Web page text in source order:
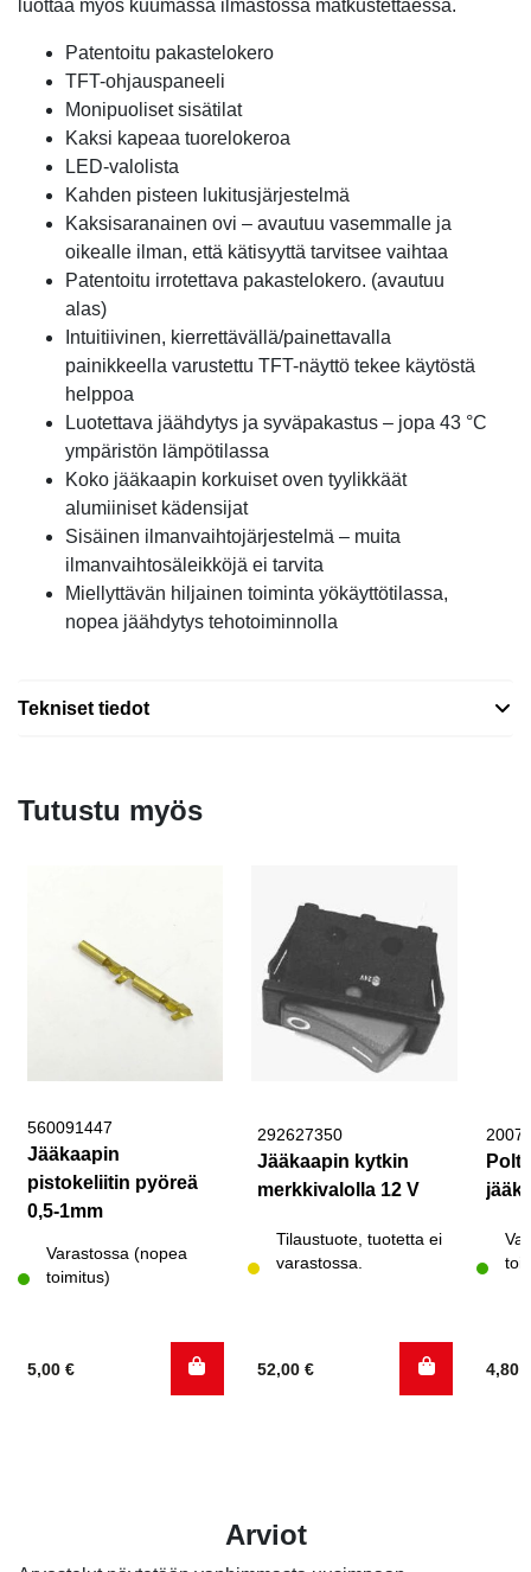
luottaa myös kuumassa ilmastossa matkustettaessa.
Patentoitu pakastelokero
TFT-ohjauspaneeli
Monipuoliset sisätilat
Kaksi kapeaa tuorelokeroa
LED-valolista
Kahden pisteen lukitusjärjestelmä
Kaksisaranainen ovi – avautuu vasemmalle ja
oikealle ilman, että kätisyyttä tarvitsee vaihtaa
Patentoitu irrotettava pakastelokero. (avautuu
alas)
Intuitiivinen, kierrettävällä/painettavalla
painikkeella varustettu TFT-näyttö tekee käytöstä
helppoa
Luotettava jäähdytys ja syväpakastus – jopa 43 °C
ympäristön lämpötilassa
Koko jääkaapin korkuiset oven tyylikkäät
alumiiniset kädensijat
Sisäinen ilmanvaihtojärjestelmä – muita
ilmanvaihtosäleikköjä ei tarvita
Miellyttävän hiljainen toiminta yökäyttötilassa,
nopea jäähdytys tehotoiminnolla
Tekniset tiedot
Tutustu myös
560091447
Jääkaapin
pistokeliitin pyöreä
0,5-1mm
Varastossa (nopea
toimitus)
5,00 €
292627350
Jääkaapin kytkin
merkkivalolla 12 V
Tilaustuote, tuotetta ei
varastossa.
52,00 € 4,80
Arviot